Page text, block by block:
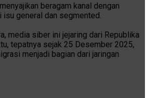
beragam kanal dengan
isu general dan segmented.
media siber ini jejaring dari Republika
tepatnya sejak 25 Desember 2025,
menjadi bagian dari jaringan